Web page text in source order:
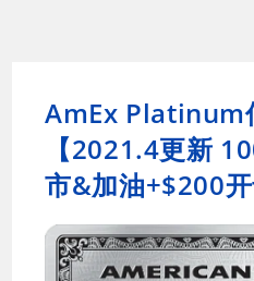
AmEx Platinum
【2021.4更新
市&加油+$200开